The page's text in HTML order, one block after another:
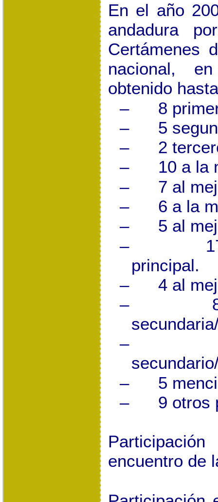
En el año
andadura
Certámenes
nacional,
obtenido
–
8
–
5
–
2
–
10 ala
–
7 al
–
6 ala
–
5 al
–
principal.
–
4 al
–
–
–
5
–
9 otros
encuentro de